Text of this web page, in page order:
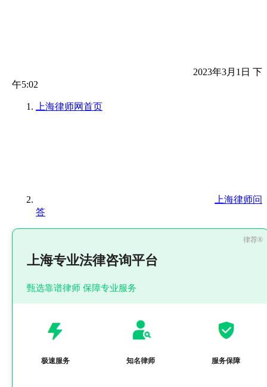
2023年3月1日 下
午5:02
上海律师网首页
上海律师问
答
上海专业法律咨询平台
甄选靠谱律师 保障专业服务
极速服务 知名律师 服务保障